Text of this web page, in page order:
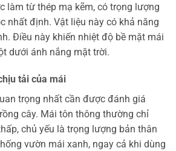
làm từ thép mạ kẽm, có trọng lượng
nhất định. Vật liệu này có khả năng
Điều này khiến nhiệt độ bề mặt mái
dưới ánh nắng mặt trời.
tải của mái
trọng nhất cần được đánh giá
cây. Mái tôn thông thường chỉ
chủ yếu là trọng lượng bản thân
vườn mái xanh, ngay cả khi dùng